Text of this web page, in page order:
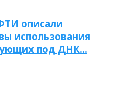
описали
использования
под ДНК…